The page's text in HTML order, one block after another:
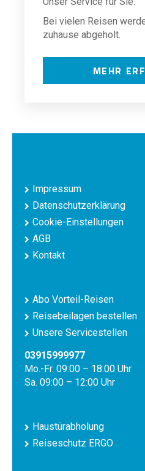
Bei vielen Reisen
zuhause abgeholt.
MEHR
Impressum
Datenschutzerklärung
Cookie-Einstellungen
AGB
Kontakt
Abo Vorteil-Reisen
Reisebeilagen bestellen
Unsere Servicestellen
03915999977
Mo.-Fr. 09:00 – 18:00 Uhr
Sa. 09:00 – 12:00 Uhr
Haustürabholung
Reiseschutz ERGO